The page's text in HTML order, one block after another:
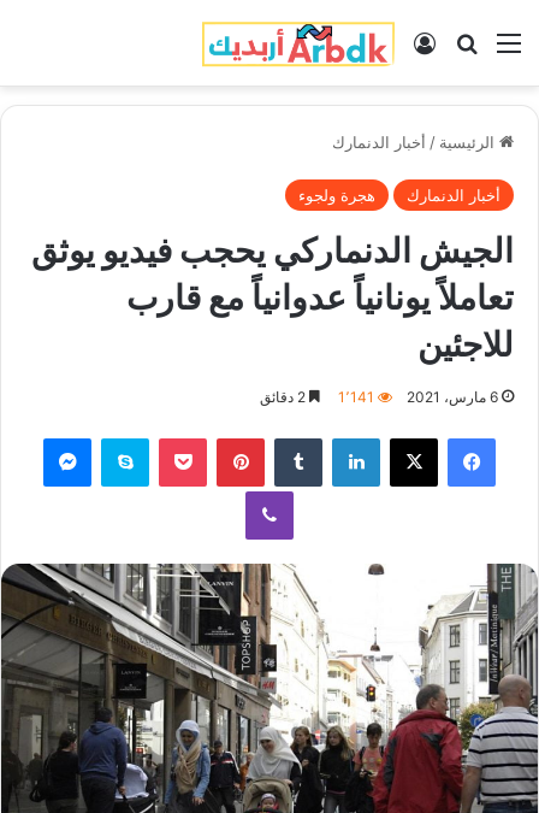
القائمة بحث عنتسجيل الدخول
الرئيسية / أخبار الدنمارك
أخبار الدنمارك هجرة ولجوء
الجيش الدنماركي يحجب فيديو يوثق
تعاملاً يونانياً عدوانياً مع قارب
للاجئين
6 مارس، 2021 1٬141
فيسبوك لينكدإن بينتيريست سكايب
ڤايبر